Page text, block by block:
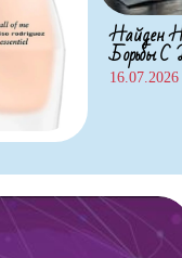
Найден
Борьбы С
16.07.2026